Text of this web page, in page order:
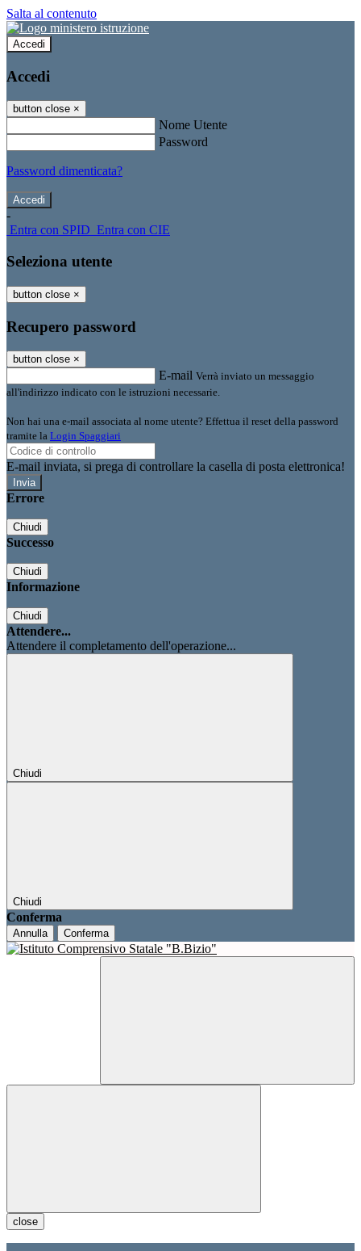
Salta al contenuto
Accedi
Accedi
button close ×
Nome Utente
Password
Password dimenticata?
-
Entra con SPID Entra con CIE
Seleziona utente
button close ×
Recupero password
button close ×
E-mail Verrà inviato un messaggio
all'indirizzo indicato con le istruzioni necessarie.
Non hai una e-mail associata al nome utente? Effettua il reset della password
tramite la Login Spaggiari
E-mail inviata, si prega di controllare la casella di posta elettronica!
Errore
Chiudi
Successo
Chiudi
Informazione
Chiudi
Attendere...
Attendere il completamento dell'operazione...
Chiudi
Chiudi
Conferma
Annulla Conferma
close